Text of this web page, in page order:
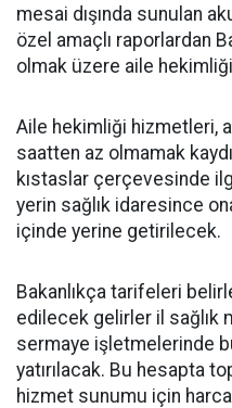
mesai dışında sunulan
özel amaçlı raporlardan
olmak üzere aile
Aile hekimliği hizmetleri,
saatten az olmamak
kıstaslar çerçevesinde
yerin sağlık idaresince
içinde yerine getirilecek.
Bakanlıkça tarifeleri
edilecek gelirler il sağlık
sermaye işletmelerinde
yatırılacak. Bu hesapta
hizmet sunumu için